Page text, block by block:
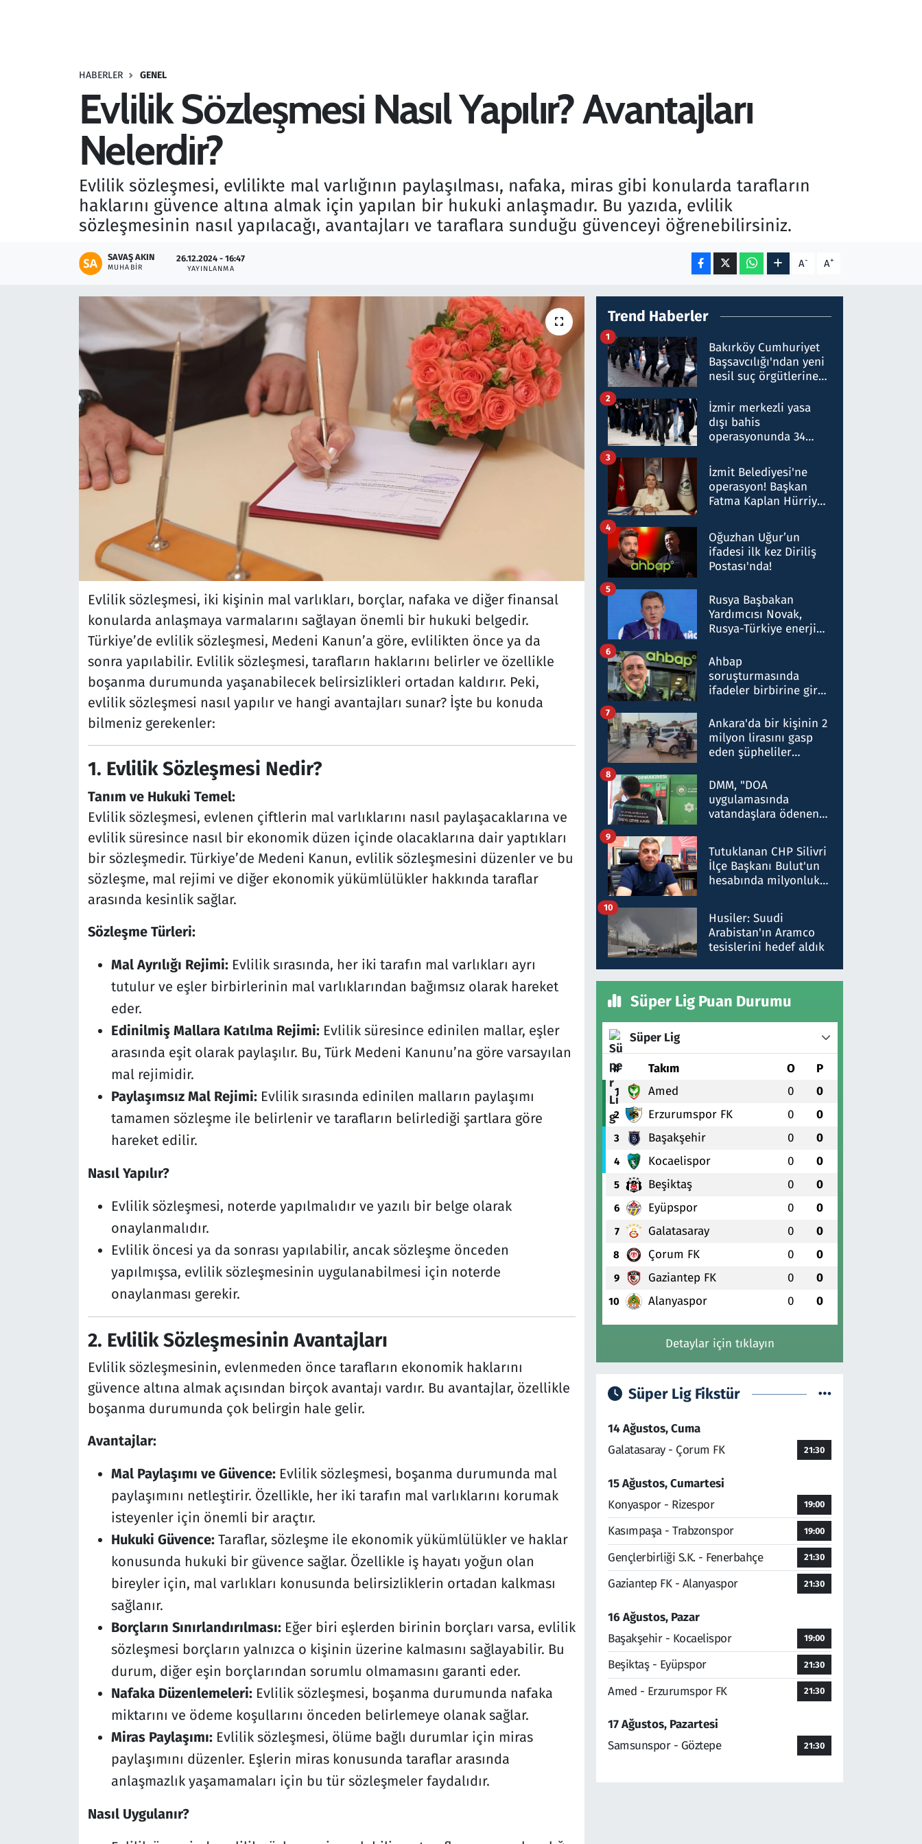
HABERLER GENEL
Evlilik Sözleşmesi Nasıl Yapılır? Avantajları
Nelerdir?
Evlilik sözleşmesi, evlilikte mal varlığının paylaşılması, nafaka, miras gibi konularda tarafların
haklarını güvence altına almak için yapılan bir hukuki anlaşmadır. Bu yazıda, evlilik
sözleşmesinin nasıl yapılacağı, avantajları ve taraflara sunduğu güvenceyi öğrenebilirsiniz.
SAVAŞ AKIN
MUHABIR
26.12.2024 - 16:47
YAYINLANMA A- A+
Evlilik sözleşmesi, iki kişinin mal varlıkları, borçlar, nafaka ve diğer finansal
konularda anlaşmaya varmalarını sağlayan önemli bir hukuki belgedir.
Türkiye’de evlilik sözleşmesi, Medeni Kanun’a göre, evlilikten önce ya da
sonra yapılabilir. Evlilik sözleşmesi, tarafların haklarını belirler ve özellikle
boşanma durumunda yaşanabilecek belirsizlikleri ortadan kaldırır. Peki,
evlilik sözleşmesi nasıl yapılır ve hangi avantajları sunar? İşte bu konuda
bilmeniz gerekenler:
1. Evlilik Sözleşmesi Nedir?
Tanım ve Hukuki Temel:
Evlilik sözleşmesi, evlenen çiftlerin mal varlıklarını nasıl paylaşacaklarına ve
evlilik süresince nasıl bir ekonomik düzen içinde olacaklarına dair yaptıkları
bir sözleşmedir. Türkiye’de Medeni Kanun, evlilik sözleşmesini düzenler ve bu
sözleşme, mal rejimi ve diğer ekonomik yükümlülükler hakkında taraflar
arasında kesinlik sağlar.
Sözleşme Türleri:
Mal Ayrılığı Rejimi:Evlilik sırasında, her iki tarafın mal varlıkları ayrı
tutulur ve eşler birbirlerinin mal varlıklarından bağımsız olarak hareket
eder.
Edinilmiş Mallara Katılma Rejimi:Evlilik süresince edinilen mallar, eşler
arasında eşit olarak paylaşılır. Bu, Türk Medeni Kanunu’na göre varsayılan
mal rejimidir.
Paylaşımsız Mal Rejimi:Evlilik sırasında edinilen malların paylaşımı
tamamen sözleşme ile belirlenir ve tarafların belirlediği şartlara göre
hareket edilir.
Nasıl Yapılır?
Evlilik sözleşmesi, noterde yapılmalıdır ve yazılı bir belge olarak
onaylanmalıdır.
Evlilik öncesi ya da sonrası yapılabilir, ancak sözleşme önceden
yapılmışsa, evlilik sözleşmesinin uygulanabilmesi için noterde
onaylanması gerekir.
2. Evlilik Sözleşmesinin Avantajları
Evlilik sözleşmesinin, evlenmeden önce tarafların ekonomik haklarını
güvence altına almak açısından birçok avantajı vardır. Bu avantajlar, özellikle
boşanma durumunda çok belirgin hale gelir.
Avantajlar:
Mal Paylaşımı ve Güvence:Evlilik sözleşmesi, boşanma durumunda mal
paylaşımını netleştirir. Özellikle, her iki tarafın mal varlıklarını korumak
isteyenler için önemli bir araçtır.
Hukuki Güvence:Taraflar, sözleşme ile ekonomik yükümlülükler ve haklar
konusunda hukuki bir güvence sağlar. Özellikle iş hayatı yoğun olan
bireyler için, mal varlıkları konusunda belirsizliklerin ortadan kalkması
sağlanır.
Borçların Sınırlandırılması:Eğer biri eşlerden birinin borçları varsa, evlilik
sözleşmesi borçların yalnızca o kişinin üzerine kalmasını sağlayabilir. Bu
durum, diğer eşin borçlarından sorumlu olmamasını garanti eder.
Nafaka Düzenlemeleri:Evlilik sözleşmesi, boşanma durumunda nafaka
miktarını ve ödeme koşullarını önceden belirlemeye olanak sağlar.
Miras Paylaşımı:Evlilik sözleşmesi, ölüme bağlı durumlar için miras
paylaşımını düzenler. Eşlerin miras konusunda taraflar arasında
anlaşmazlık yaşamamaları için bu tür sözleşmeler faydalıdır.
Nasıl Uygulanır?
Trend Haberler
Bakırköy Cumhuriyet
Başsavcılığı'ndan yeni
nesil suç örgütlerine
hakkında gözaltı kararı
1
İzmir merkezli yasa
dışı bahis
operasyonunda 34
Milyar liralık para
trafiği tespit edildi
2
İzmit Belediyesi'ne
operasyon! Başkan
Fatma Kaplan Hürriyet
3
Oğuzhan Uğur’un
ifadesi ilk kez Diriliş
Postası'nda!
4
Rusya Başbakan
Yardımcısı Novak,
Rusya-Türkiye enerji
nitelikte olduğunu
belirtti
5
Ahbap
soruşturmasında
ifadeler birbirine girdi:
ifadelerinden ortaya
çıkan tablo şok etti
6
Ankara'da bir kişinin 2
milyon lirasını gasp
eden şüpheliler
7
DMM, "DOA
uygulamasında
vatandaşlara ödenen
düşürüldüğü" iddiasını
yalanladı
8
Tutuklanan CHP Silivri
İlçe Başkanı Bulut'un
hesabında milyonluk
talimat verdi, ben
gönderdim
9
Husiler: Suudi
Arabistan'ın Aramco
tesislerini hedef aldık
10
Süper Lig Puan Durumu
Süper Lig
# Takım O P
1 Amed 0 0
2 Erzurumspor FK 0 0
3 Başakşehir 0 0
4 Kocaelispor 0 0
5 Beşiktaş 0 0
6 Eyüpspor 0 0
7 Galatasaray 0 0
8 Çorum FK 0 0
9 Gaziantep FK 0 0
10 Alanyaspor 0 0
Detaylar için tıklayın
Süper Lig Fikstür
14 Ağustos, Cuma
Galatasaray - Çorum FK
21:30
15 Ağustos, Cumartesi
Konyaspor - Rizespor
19:00
Kasımpaşa - Trabzonspor 19:00
Gençlerbirliği S.K. - Fenerbahçe 21:30
Gaziantep FK - Alanyaspor 21:30
16 Ağustos, Pazar
Başakşehir - Kocaelispor
19:00
Beşiktaş - Eyüpspor 21:30
Amed - Erzurumspor FK 21:30
17 Ağustos, Pazartesi
Samsunspor - Göztepe
21:30
Savunma Sanayi
Televizyon